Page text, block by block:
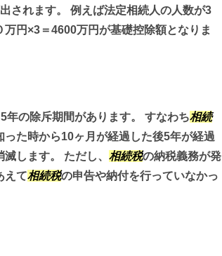
されます。 例えば法定相続人の人数が3
円×3＝4600万円が基礎控除額となりま
年の除斥期間があります。 すなわち相続
た時から10ヶ月が経過した後5年が経過
します。 ただし、 相続税の納税義務が発
えて相続税の申告や納付を行っていなかっ